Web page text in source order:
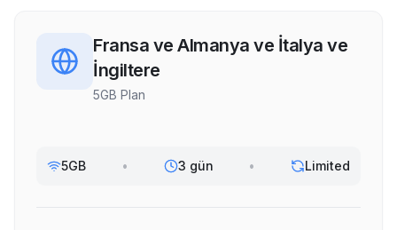
Fransa ve Almanya ve İtalya ve
İngiltere
5GB Plan
5GB • 3 gün • Limited